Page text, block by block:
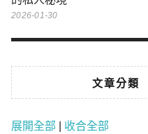
2026-01-30
文章分類
展開全部
收合全部